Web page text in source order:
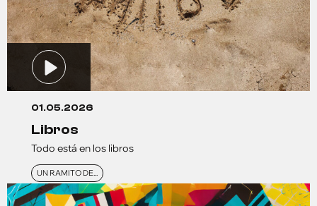
01.05.2026
libros
Todo está en los libros
UN RAMITO DE...